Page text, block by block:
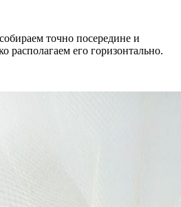
точно посередине и
располагаем его горизонтально.